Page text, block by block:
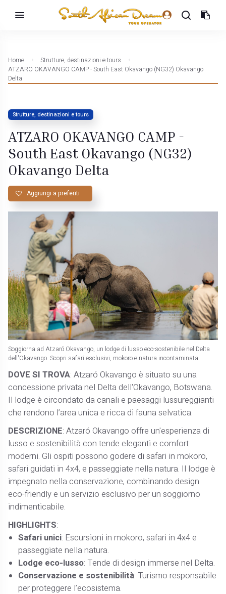
Home
Strutture, destinazioni e tours
ATZARO OKAVANGO CAMP - South East Okavango (NG32) Okavango
Delta
Strutture, destinazioni e tours
ATZARO OKAVANGO CAMP -
South East Okavango (NG32)
Okavango Delta
Aggiungi a preferiti
Soggiorna ad Atzaró Okavango, un lodge di lusso eco-sostenibile nel Delta
dell'Okavango. Scopri safari esclusivi, mokoro e natura incontaminata.
DOVE SI TROVA: Atzaró Okavango è situato su una
concessione privata nel Delta dell'Okavango, Botswana.
Il lodge è circondato da canali e paesaggi lussureggianti
che rendono l’area unica e ricca di fauna selvatica.
DESCRIZIONE: Atzaró Okavango offre un'esperienza di
lusso e sostenibilità con tende eleganti e comfort
moderni. Gli ospiti possono godere di safari in mokoro,
safari guidati in 4x4, e passeggiate nella natura. Il lodge è
impegnato nella conservazione, combinando design
eco-friendly e un servizio esclusivo per un soggiorno
indimenticabile.
HIGHLIGHTS:
Safari unici: Escursioni in mokoro, safari in 4x4 e
passeggiate nella natura.
Lodge eco-lusso: Tende di design immerse nel Delta.
Conservazione e sostenibilità: Turismo responsabile
per proteggere l’ecosistema.